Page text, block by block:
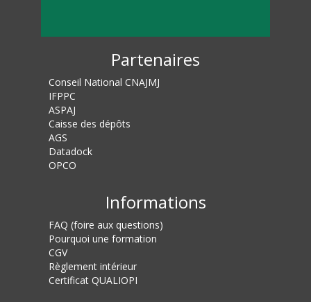
Partenaires
Conseil National CNAJMJ
IFPPC
ASPAJ
Caisse des dépôts
AGS
Datadock
OPCO
Informations
FAQ (foire aux questions)
Pourquoi une formation
CGV
Règlement intérieur
Certificat QUALIOPI